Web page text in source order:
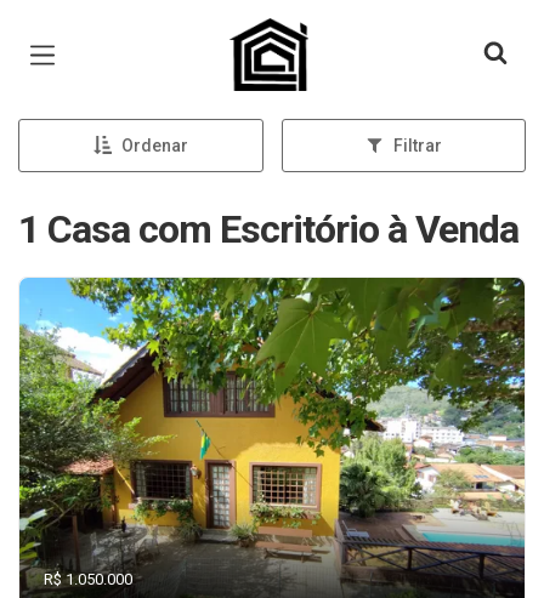
Página inicial
Ordenar Filtrar
1 Casa com Escritório à Venda
R$ 1.050.000